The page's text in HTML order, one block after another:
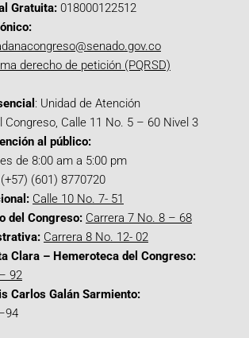
Gratuita: 018000122512
derecho de petición (PQRSD)
: Unidad de Atención
Congreso, Calle 11 No. 5 – 60 Nivel 3
al público:
de 8:00 am a 5:00 pm
(+57) (601) 8770720
Calle 10 No. 7- 51
del Congreso: Carrera 7 No. 8 – 68
Carrera 8 No. 12- 02
Clara – Hemeroteca del Congreso:
92
Carlos Galán Sarmiento: